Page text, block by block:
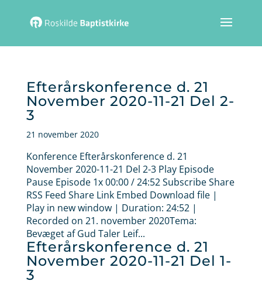
Efterårskonference d. 21
November 2020-11-21 Del 2-
3
21 november 2020
Konference Efterårskonference d. 21
November 2020-11-21 Del 2-3 Play Episode
Pause Episode 1x 00:00 / 24:52 Subscribe Share
RSS Feed Share Link Embed Download file |
Play in new window | Duration: 24:52 |
Recorded on 21. november 2020Tema:
Bevæget af Gud Taler Leif...
Efterårskonference d. 21
November 2020-11-21 Del 1-
3